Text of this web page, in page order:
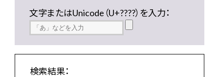
文字またはUnicode（U+????）を入力：
検索結果：